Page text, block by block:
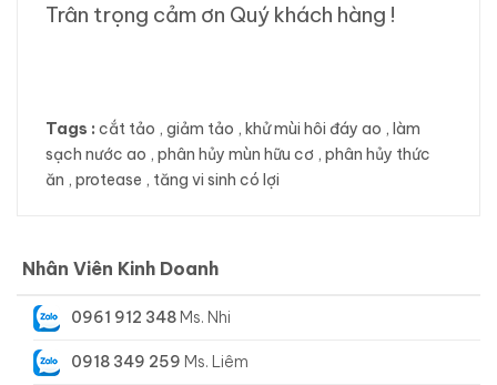
Trân trọng cảm ơn Quý khách hàng !
Tags : cắt tảo , giảm tảo , khử mùi hôi đáy ao , làm
sạch nước ao , phân hủy mùn hữu cơ , phân hủy thức
ăn , protease , tăng vi sinh có lợi
Nhân Viên Kinh Doanh
0961 912 348 Ms. Nhi
0918 349 259 Ms. Liêm